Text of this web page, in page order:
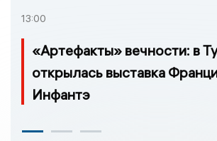
13:00
«Артефакты» вечности: в
открылась выставка
Инфантэ